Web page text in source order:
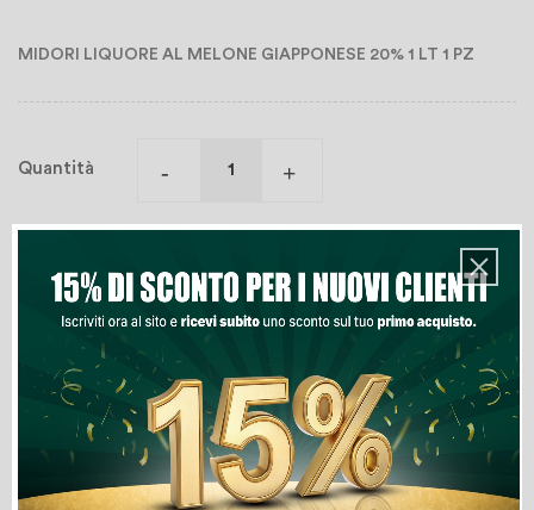
MIDORI LIQUORE AL MELONE GIAPPONESE 20% 1 LT 1 PZ
Quantità
Lista Dei Desideri
Ultimi articoli in magazzino